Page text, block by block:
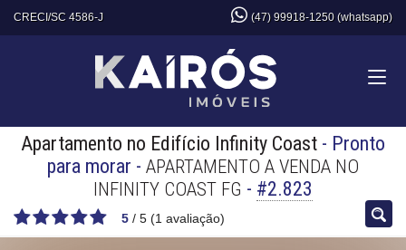
CRECI/SC 4586-J (47) 99918-1250 (whatsapp)
Apartamento no Edifício Infinity Coast - Pronto
para morar - APARTAMENTO A VENDA NO
INFINITY COAST FG - #2.823
5 / 5 (1 avaliação)